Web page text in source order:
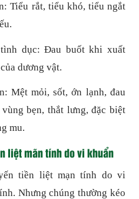
Tiểu rắt, tiểu khó, tiểu ngắt
dục: Đau buốt khi xuất
dương vật.
Mệt mỏi, sốt, ớn lạnh, đau
bẹn, thắt lưng, đặc biệt
mu.
liệt mãn tính do vi khuẩn
tiền liệt mạn tính do vi
Nhưng chúng thường kéo